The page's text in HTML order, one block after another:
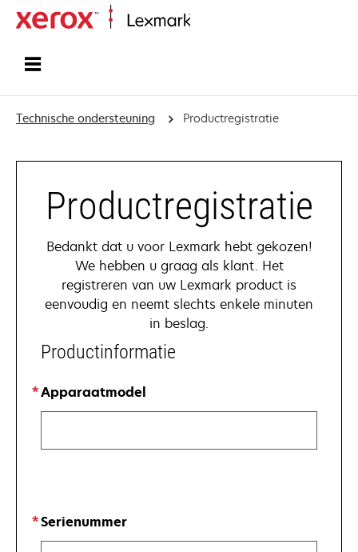
Technische ondersteuning Productregistratie
Productregistratie
Bedankt dat u voor Lexmark hebt gekozen!
We hebben u graag als klant. Het
registreren van uw Lexmark product is
eenvoudig en neemt slechts enkele minuten
in beslag.
Productinformatie
Apparaatmodel
Serienummer